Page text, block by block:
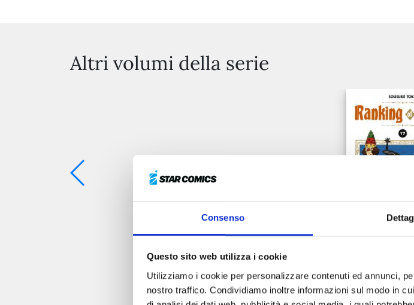
Consenso
Questo sito web utilizza i cookie
Utilizziamo i cookie per personalizzare contenuti ed annunci,
nostro traffico. Condividiamo inoltre informazioni sul modo in
Altri volumi della serie